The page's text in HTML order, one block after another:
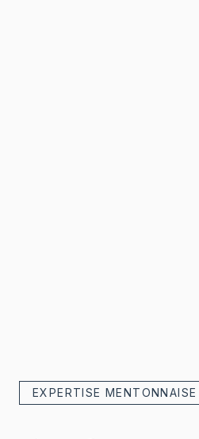
EXPERTISE MENTONNAISE